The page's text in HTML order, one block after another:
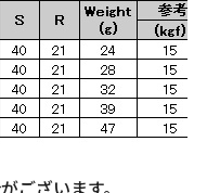
ございます。